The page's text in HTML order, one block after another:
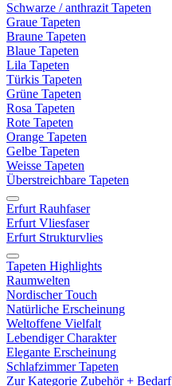
Schwarze / anthrazit Tapeten
Graue Tapeten
Braune Tapeten
Blaue Tapeten
Lila Tapeten
Türkis Tapeten
Grüne Tapeten
Rosa Tapeten
Rote Tapeten
Orange Tapeten
Gelbe Tapeten
Weisse Tapeten
Überstreichbare Tapeten
Erfurt Rauhfaser
Erfurt Vliesfaser
Erfurt Strukturvlies
Tapeten Highlights
Raumwelten
Nordischer Touch
Natürliche Erscheinung
Weltoffene Vielfalt
Lebendiger Charakter
Elegante Erscheinung
Schlafzimmer Tapeten
Zur Kategorie Zubehör + Bedarf